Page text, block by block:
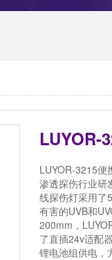
LUYOR-
LUYOR-3215便
渗透探伤行业研
线探伤灯采用了
有害的UVB和
200mm，
了直插24v适配
锂电池组供电，